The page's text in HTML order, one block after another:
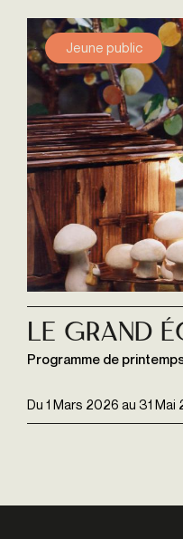
Jeune public
Du 1 Mars 2026 au 31 Mai
Le grand
Programme de